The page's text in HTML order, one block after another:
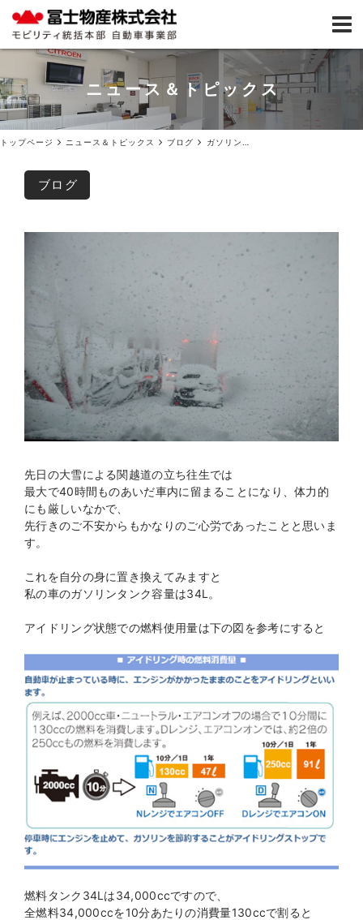
ニュース＆トピックス
トップページ ニュース＆トピックス ブログ
ブログ
先日の大雪による関越道の立ち往生では
最大で40時間ものあいだ車内に留まることになり、体力的
にも厳しいなかで、
先行きのご不安からもかなりのご心労であったことと思いま
す。
これを自分の身に置き換えてみますと
私の車のガソリンタンク容量は34L。
アイドリング状態での燃料使用量は下の図を参考にすると
燃料タンク34Lは34,000ccですので、
全燃料34,000ccを10分あたりの消費量130ccで割ると